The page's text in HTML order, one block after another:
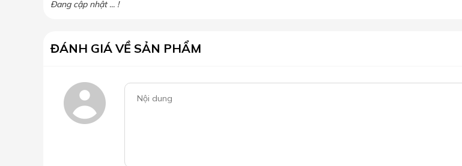
Đang cập nhật ... !
ĐÁNH GIÁ VỀ SẢN PHẨM